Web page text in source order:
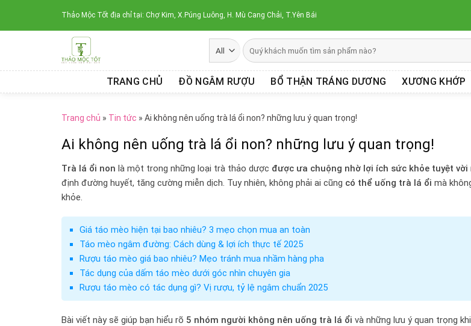
Thảo Mộc Tốt địa chỉ tại: Chợ Kim, X.Púng Luông, H. Mù Cang Chải, T.Yên Bái
TRANG CHỦ ĐỒ NGÂM RƯỢU BỔ THẬN TRÁNG DƯƠNG XƯƠNG KHỚP
Trang chủ » Tin tức » Ai không nên uống trà lá ổi non? những lưu ý quan trọng!
Ai không nên uống trà lá ổi non? những lưu ý quan trọng!
Trà lá ổi non là một trong những loại trà thảo dược được ưa chuộng nhờ lợi ích sức khỏe tuyệt vời
định đường huyết, tăng cường miễn dịch. Tuy nhiên, không phải ai cũng có thể uống trà lá ổi mà
khỏe.
Giá táo mèo hiện tại bao nhiêu? 3 mẹo chọn mua an toàn
Táo mèo ngâm đường: Cách dùng & lợi ích thực tế 2025
Rượu táo mèo giá bao nhiêu? Mẹo tránh mua nhầm hàng pha
Tác dụng của dấm táo mèo dưới góc nhìn chuyên gia
Rượu táo mèo có tác dụng gì? Vị rượu, tỷ lệ ngâm chuẩn 2025
Bài viết này sẽ giúp bạn hiểu rõ 5 nhóm người không nên uống trà lá ổi và những lưu ý quan trọng